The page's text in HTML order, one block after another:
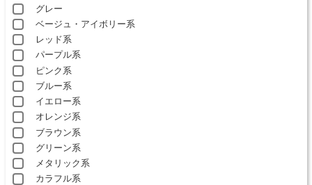
グレー
ベージュ・アイボリー系
レッド系
パープル系
ピンク系
ブルー系
イエロー系
オレンジ系
ブラウン系
グリーン系
メタリック系
カラフル系